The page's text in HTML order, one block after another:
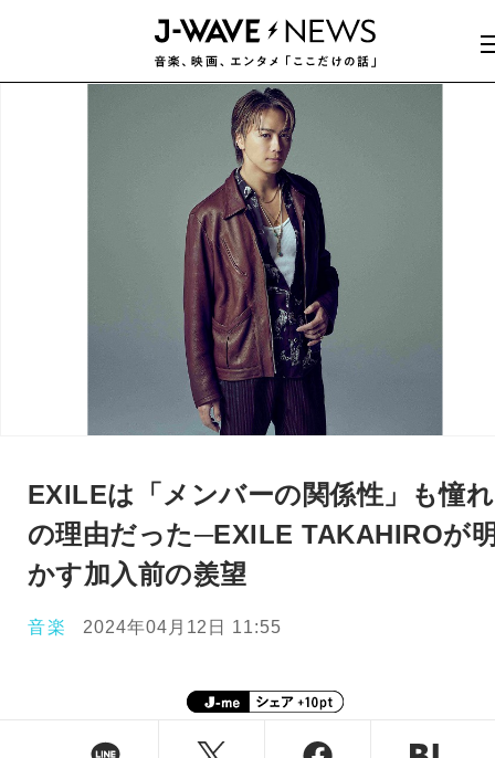
EXILEは「メンバーの関係性」も憧れ
の理由だった─EXILE TAKAHIROが
かす加入前の羨望
音楽 2024年04月12日 11:55